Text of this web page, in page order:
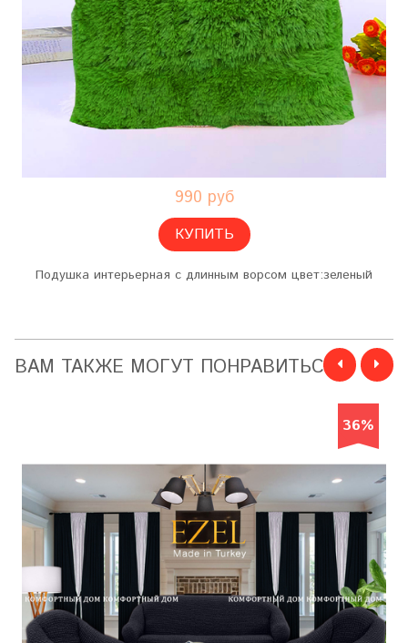
990 руб
КУПИТЬ
Подушка интерьерная с длинным ворсом цвет:зеленый
ВАМ ТАКЖЕ МОГУТ ПОНРАВИТЬСЯ
36%